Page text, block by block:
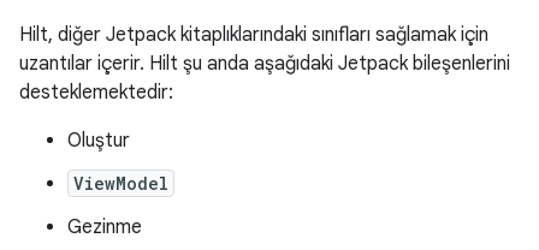
Hilt, diğer Jetpack kitaplıklarındaki sınıfları sağlamak için
uzantılar içerir. Hilt şu anda aşağıdaki Jetpack bileşenlerini
desteklemektedir:
Oluştur
ViewModel
Gezinme